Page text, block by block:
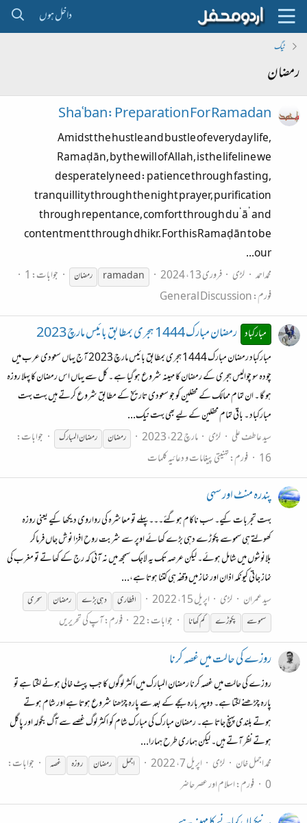
داخل ہوں
ٹیگ
رمضان
Shaʿban: Preparation For Ramadan
Amidst the hustle and bustle of everyday life,
Ramaḍān, by the will of Allah, is the lifeline we
desperately need: patience through fasting,
tranquillity through the night prayer, purification
through repentance, comfort through du‘ā’ and
contentment through dhikr. For this Ramaḍān to be
our...
محمداحمد لڑی فروری 13، 2024 ramadan رمضان
جوابات: 1
فورم:General Discussion
مبارکباد رمضان مبارک 1444 ہجری بمطابق بائیس مارچ 2023
مبارکباد رمضان مبارک 1444 ہجری بمطابق بائیس مارچ 2023 آج یہاں سعودی عرب میں
چودہ سو چوالیس ہجری کے رمضان کا مہینہ شروع ہو گیا ہے ۔ کل سے یہاں اس رمضان کا پہلا روزہ
ہو گا ۔ ان تمام ممالک کے محفلین کو جو سعودی تاریخ کے مطابق شروع کرتے ہیں بہت بہت
مبارکباد ۔ باقی تمام محفلین کے لیے بھی بہت نیک...
سید عاطف علی لڑی مارچ 22، 2023 رمضان رمضانالمبارک
جوابات:
16
فورم:تہنیتی پیغامات و دعائیہ کلمات
پندرہ منٹ اور سہی
بہت تجربات کیے۔ سب ناکام ہوگئے۔۔۔ پہلے تو معاشرہ کی رواروی دیکھا کیے یعنی روزہ
کھولتے ہی سموسے پکوڑے دہی بڑے کھائے اوپر سے شربت روح افزا نوش جاں فرماکر
بلانوشوں میں شامل ہوئے۔ لیکن عرصہ تک یہ لاجک سمجھ میں نہ آئی کہ رج کے کھاتے تو مغرب کی
نماز جاتی کیونکہ اذان اور نماز میں وقفہ ہی کتنا ہوتا ہے،...
سید عمران
لڑی اپریل 15، 2022 افطاری دہی بڑے رمضان
سحری
سموسے
پکوڑے کم کھانا جوابات: 22 فورم:آپ کی تحریریں
روزے کی حالت میں غصہ کرنا
روزے کی حالت میں غصہ کرنا رمضان المبارک میں اکثر لوگوں کا جب پیٹ خالی ہونے لگتا ہے تو
پارہ چڑھنے لگتا ہے۔ دوپہر بارہ بجے کے بعد سے پارہ چڑھنا شروع ہوتا ہے اور شام ہوتے
ہوتے بلندی پہنچ جاتا ہے۔ رمضان مبارک کی مبارک شام کو اکثر لوگ غصے سے آگ بگولہ اور پاگل
ہوتے نظر آتے ہیں۔ لیکن ہماری طرح ہمارا...
محمد اجمل خان
لڑی اپریل 7، 2022 اجمل رمضان روزہ غصہ
جوابات:
0 فورم:اسلام اور عصر حاضر